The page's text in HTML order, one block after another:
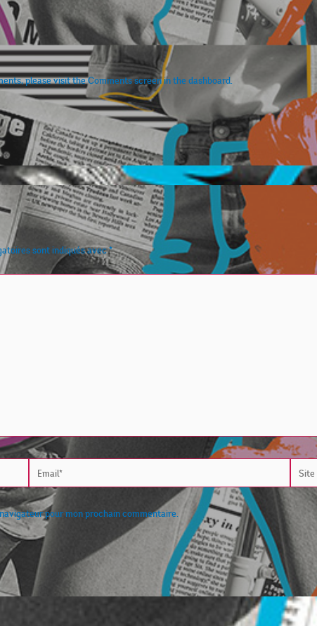
please visit the Comments screen in the dashboard.
sont indiqués avec*
Email*
Site
pour mon prochain commentaire.